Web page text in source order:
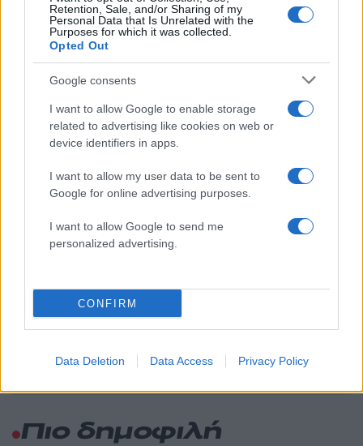
Retention, Sale, and/or Sharing of my
Personal Data that Is Unrelated with the
Purposes for which it was collected.
Opted Out
Google consents
I want to allow Google to enable storage
related to advertising like cookies on web or
device identifiers in apps.
I want to allow my user data to be sent to
Google for online advertising purposes.
I want to allow Google to send me
personalized advertising.
CONFIRM
Data Deletion Data Access Privacy Policy
50 /50
2000 /2000
Υποβολή σχολίου
Όροι Χρήσης. Το site προστατεύεται από reCAPTCHA, ισχύουν
Πολιτική Απορρήτου&Όροι Χρήσηςτης Google.
Επιχειρήσεις
Ακολουθήστε το Νewsit.gr στο
ενημερωθείτε πρώτοι για όλη την ειδησεογραφία και τα
Πιο δημοφιλή